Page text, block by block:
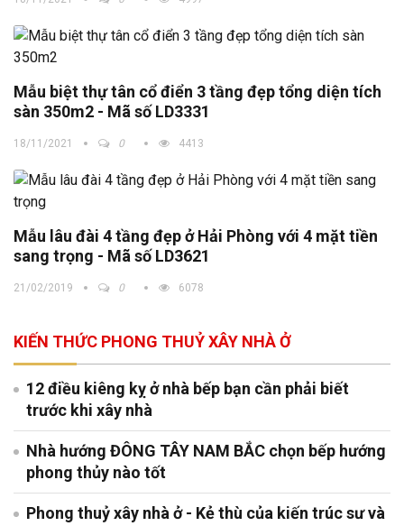
Mẫu biệt thự tân cổ điển 3 tầng đẹp tổng diện tích
sàn 350m2 - Mã số LD3331
18/11/2021 0 4413
Mẫu lâu đài 4 tầng đẹp ở Hải Phòng với 4 mặt tiền
sang trọng - Mã số LD3621
21/02/2019 0 6078
KIẾN THỨC PHONG THUỶ XÂY NHÀ Ở
12 điều kiêng kỵ ở nhà bếp bạn cần phải biết
trước khi xây nhà
Nhà hướng ĐÔNG TÂY NAM BẮC chọn bếp hướng
phong thủy nào tốt
Phong thuỷ xây nhà ở - Kẻ thù của kiến trúc sư và